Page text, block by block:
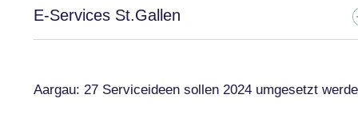
E-Services St.Gallen
Aargau: 27 Serviceideen sollen 2024 umgesetzt